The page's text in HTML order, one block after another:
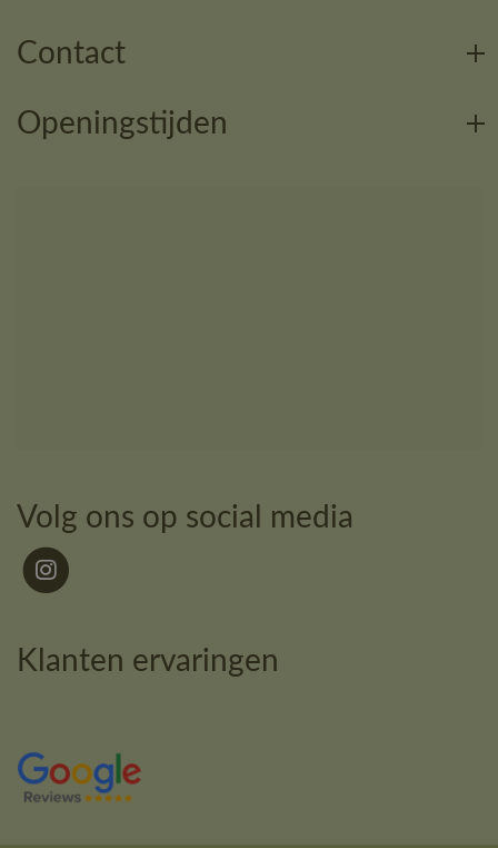
Contact
Openingstijden
Volg ons op social media
Klanten ervaringen